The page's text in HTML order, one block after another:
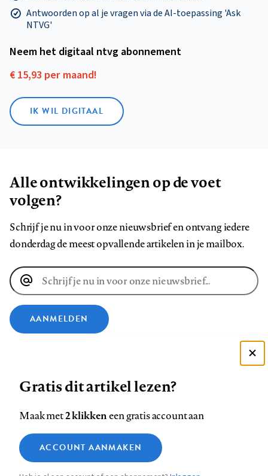
Antwoorden op al je vragen via de AI-toepassing 'Ask
NTVG'
Neem het digitaal ntvg abonnement
€ 15,93 per maand!
IK WIL DIGITAAL
Alle ontwikkelingen op de voet
volgen?
Schrijf je nu in voor onze nieuwsbrief en ontvang iedere
donderdag de meest opvallende artikelen in je mailbox.
E-
mailadres
AANMELDEN
ons
op
Facebook
ons
op
LinkedIn
ons
op
Bluesky
ons
op
Instagram
ons
op
YouTube
ons
Footer
Contact Colofon Disclaimer Privacy
Medische vragen verdienen
betrouwbare antwoorden
Zie onze cookie policy
Analytische cookies
Gratis dit artikel lezen?
Maak met2 klikkeneen gratis account aan
ACCOUNT AANMAKEN